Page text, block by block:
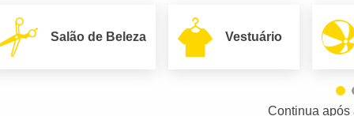
Salão de Beleza Vestuário
Continua após